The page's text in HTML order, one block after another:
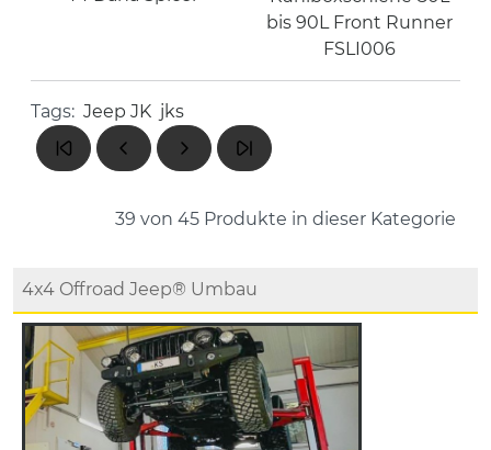
bis 90L Front Runner
FSLI006
Tags: Jeep JK jks
39 von 45 Produkte in dieser Kategorie
4x4 Offroad Jeep® Umbau